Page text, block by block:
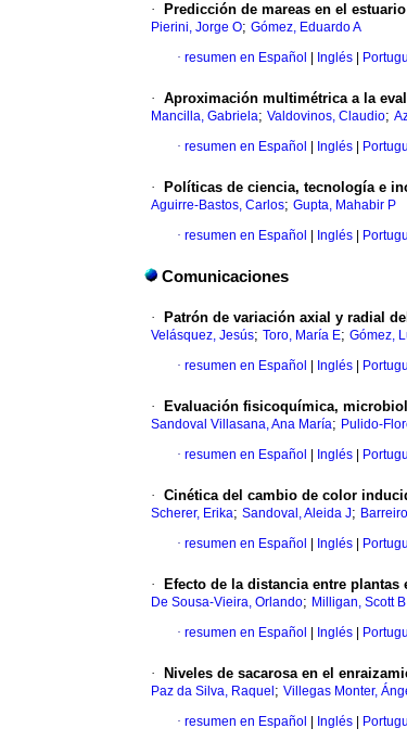
· Predicción de mareas en el
Pierini, Jorge O; Gómez, Eduardo A
· resumen en Español Inglés
· Aproximación multimétrica a la
Mancilla, Gabriela; Valdovinos, Claudio;
· resumen en Español Inglés
· Políticas de ciencia, tecnología e
Aguirre-Bastos, Carlos; Gupta, Mahabir P
· resumen en Español Inglés
Comunicaciones
· Patrón de variación axial y radial
Velásquez, Jesús; Toro, María E; Gómez,
· resumen en Español Inglés
· Evaluación fisicoquímica,
Sandoval Villasana, Ana María; Pulido-
· resumen en Español Inglés
· Cinética del cambio de color
Scherer, Erika; Sandoval, Aleida J;
· resumen en Español Inglés
· Efecto de la distancia entre
De Sousa-Vieira, Orlando; Milligan, Scott B
· resumen en Español Inglés
· Niveles de sacarosa en el
Paz da Silva, Raquel ; Villegas Monter,
· resumen en Español Inglés